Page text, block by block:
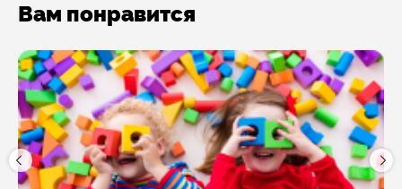
Вам понравится